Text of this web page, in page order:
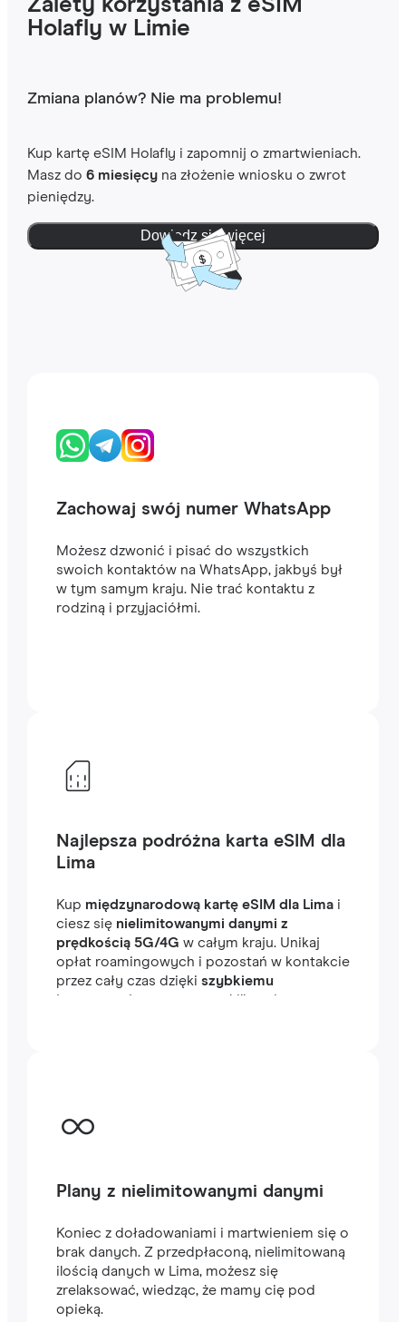
Zalety korzystania z eSIM
Holafly w Limie
Zmiana planów? Nie ma problemu!
Kup kartę eSIM Holafly i zapomnij o zmartwieniach.
Masz do 6 miesięcyna złożenie wniosku o zwrot
pieniędzy.
Dowiedz się więcej
Zachowaj swój numer WhatsApp
Możesz dzwonić i pisać do wszystkich
swoich kontaktów na WhatsApp, jakbyś był
w tym samym kraju. Nie trać kontaktu z
rodziną i przyjaciółmi.
Najlepsza podróżna karta eSIM dla
Lima
Kup międzynarodową kartę eSIM dla Limai
ciesz się nielimitowanymi danymi z
prędkością 5G/4G w całym kraju. Unikaj
opłat roamingowych i pozostań w kontakcie
przez cały czas dzięki szybkiemu
internetowi , gotowemu w kilka minut za
Plany z nielimitowanymi danymi
Koniec z doładowaniami i martwieniem się o
brak danych. Z przedpłaconą, nielimitowaną
ilością danych w Lima, możesz się
zrelaksować, wiedząc, że mamy cię pod
opieką.